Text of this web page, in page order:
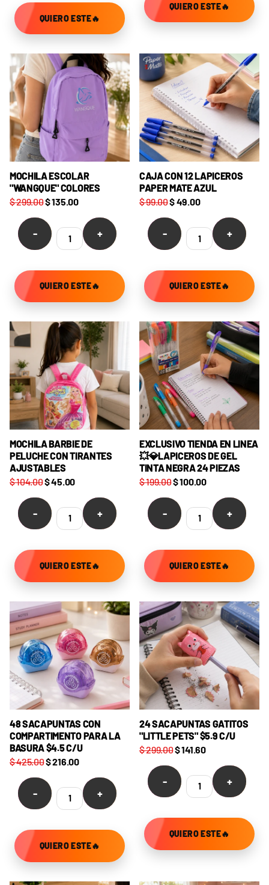
QUIERO ESTE🔥
QUIERO ESTE🔥
MOCHILA ESCOLAR
"WANGQUE" COLORES
$ 299.00$ 135.00
- +
QUIERO ESTE🔥
CAJA CON 12 LAPICEROS
PAPER MATE AZUL
$ 99.00$ 49.00
- +
QUIERO ESTE🔥
MOCHILA BARBIE DE
PELUCHE CON TIRANTES
AJUSTABLES
$ 104.00$ 45.00
- +
QUIERO ESTE🔥
EXCLUSIVO TIENDA EN LINEA
💥💎LAPICEROS DE GEL
TINTA NEGRA 24 PIEZAS
$ 199.00$ 100.00
- +
QUIERO ESTE🔥
48 SACAPUNTAS CON
COMPARTIMENTO PARA LA
BASURA $4.5 C/U
$ 425.00$ 216.00
- +
QUIERO ESTE🔥
24 SACAPUNTAS GATITOS
"LITTLE PETS" $5.9 C/U
$ 299.00$ 141.60
- +
QUIERO ESTE🔥